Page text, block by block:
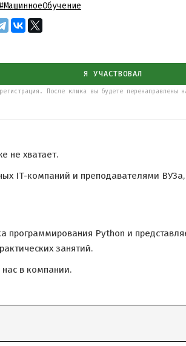
Я УЧАСТВОВАЛ
После клика вы будете перенаправлены
не хватает.
IT-компаний и преподавателями
программирования Python и
занятий.
в компании.